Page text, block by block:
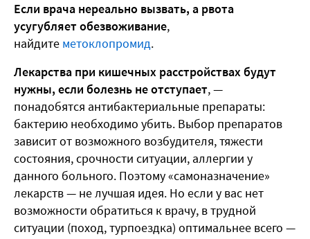
Если врача нереально вызвать, а рвота
усугубляет обезвоживание,
найдите метоклопромид.
Лекарства при кишечных расстройствах будут
нужны, если болезнь не отступает, —
понадобятся антибактериальные препараты:
бактерию необходимо убить. Выбор препаратов
зависит от возможного возбудителя, тяжести
состояния, срочности ситуации, аллергии у
данного больного. Поэтому «самоназначение»
лекарств — не лучшая идея. Но если у вас нет
возможности обратиться к врачу, в трудной
ситуации (поход, турпоездка) оптимальнее всего —